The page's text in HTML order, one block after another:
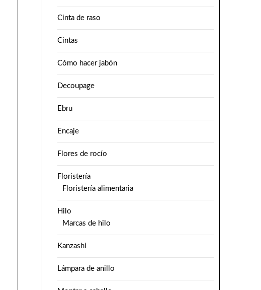
Cinta de raso
Cintas
Cómo hacer jabón
Decoupage
Ebru
Encaje
Flores de rocío
Floristería
Floristería alimentaria
Hilo
Marcas de hilo
Kanzashi
Lámpara de anillo